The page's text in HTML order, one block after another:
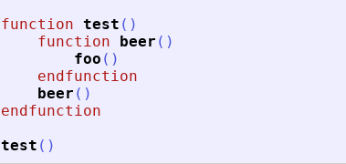
function test ( )
function
beer ( )
foo ( )
endfunction
beer ( )
endfunction
test ( )